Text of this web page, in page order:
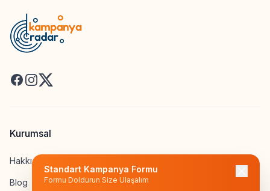
Standart Kampanya Formu
Formu Doldurun Size Ulaşalım
Facebook
Instagram
X
Kurumsal
Hakkımızda
Blog